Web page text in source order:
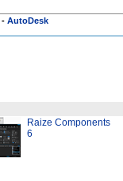
- AutoDesk
Raize Components
6